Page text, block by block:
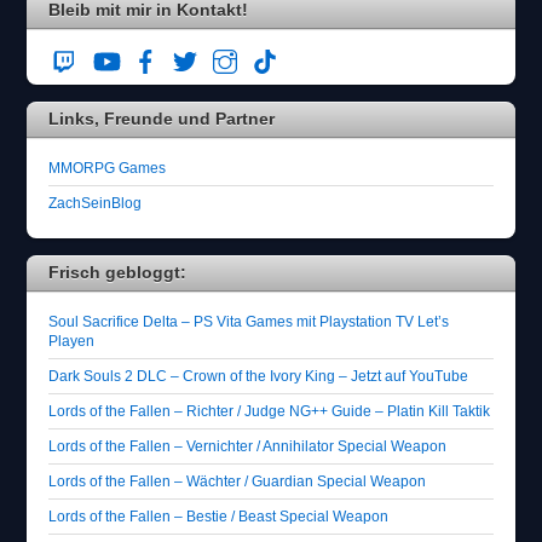
i
t
d
a
s
a
s
.
Bleib mit mir in Kontakt!
Links, Freunde und Partner
MMORPG Games
ZachSeinBlog
Frisch gebloggt:
Soul Sacrifice Delta – PS Vita Games mit Playstation TV Let’s
Playen
Dark Souls 2 DLC – Crown of the Ivory King – Jetzt auf YouTube
Lords of the Fallen – Richter / Judge NG++ Guide – Platin Kill Taktik
Lords of the Fallen – Vernichter / Annihilator Special Weapon
Lords of the Fallen – Wächter / Guardian Special Weapon
Lords of the Fallen – Bestie / Beast Special Weapon